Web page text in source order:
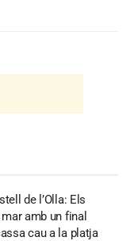
de l’Olla: Els
amb un final
cau a la platja